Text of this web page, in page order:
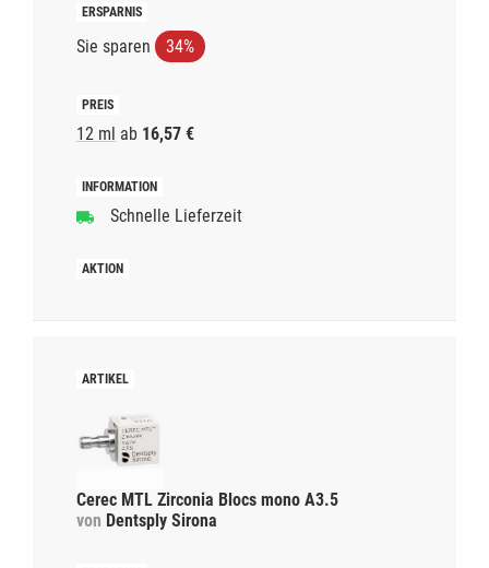
Sie sparen 34%
12 ml ab 16,57 €
Schnelle Lieferzeit
Cerec MTL Zirconia Blocs mono A3.5
von Dentsply Sirona